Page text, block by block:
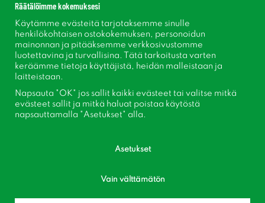
Uutiskirje
Tietoja evästeistä
Inspiraatiota
Seuraa meitä Facebook
Räätälöimme kokemuksesi
Käytämme evästeitä tarjotaksemme sinulle
henkilökohtaisen ostokokemuksen, personoidun
mainonnan ja pitääksemme verkkosivustomme
luotettavina ja turvallisina. Tätä tarkoitusta varten
keräämme tietoja käyttäjistä, heidän malleistaan ​​ja
laitteistaan.
Napsauta "OK" jos sallit kaikki evästeet tai valitse mitkä
evästeet sallit ja mitkä haluat poistaa käytöstä
napsauttamalla "Asetukset" alla.
Asetukset
Vain välttämätön